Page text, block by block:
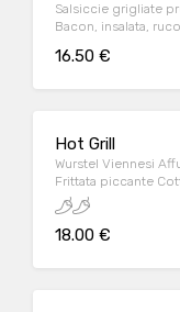
Salsiccie grigliate
Bacon, insalata,
16.50 €
Hot Grill
Wurstel Viennesi
Frittata piccante
Rucola, Pomodori,
salsa Tabasco.
18.00 €